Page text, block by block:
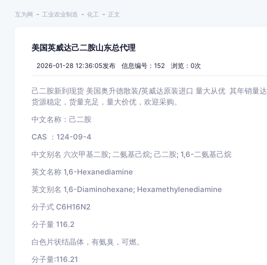
互为网 工业农业制造 化工 正文
美国英威达己二胺山东总代理
2026-01-28 12:36:05发布 信息编号：152 浏览： 0次
己二胺新到现货 美国奥升德散装/英威达原装进口 量大从优 其年销量达
货源稳定，货量充足，量大价优，欢迎采购。
中文名称：己二胺
CAS ： 124-09-4
中文别名 六次甲基二胺; 二氨基己烷; 己二胺; 1,6-二氨基己烷
英文名称1,6-Hexanediamine
英文别名 1,6-Diaminohexane; Hexamethylenediamine
分子式C6H16N2
分子量 116.2
白色片状结晶体，有氨臭，可燃。
分子量:116.21